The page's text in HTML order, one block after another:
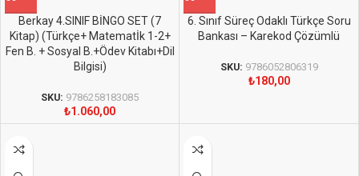
Berkay 4.SINIF BİNGO SET (7
Kitap) (Türkçe+ Matematİk 1-2+
Fen B. + Sosyal B.+Ödev Kitabı+Dil
Bilgisi)
SKU: 9786258183085
₺1.060,00
6. Sınıf Süreç Odaklı Türkçe Soru
Bankası – Karekod Çözümlü
SKU: 9786052806319
₺180,00